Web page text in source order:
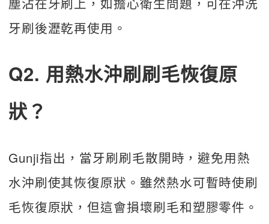
牙刷後瀝乾再使用。
Q2. 用熱水沖刷刷毛恢復原
狀？
Gunji指出，當牙刷刷毛散開時，避免用熱
水沖刷使其恢復原狀。雖然熱水可暫時使刷
毛恢復原狀，但這會損壞刷毛和塑膠零件。